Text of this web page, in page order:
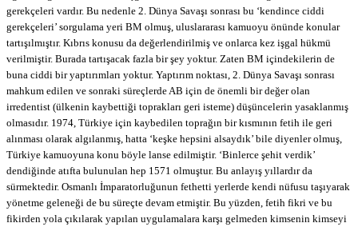
gerekçeleri vardır. Bu nedenle 2. Dünya Savaşı sonrası bu ‘kendince ciddi
gerekçeleri’ sorgulama yeri BM olmuş, uluslararası kamuoyu önünde konular
tartışılmıştır. Kıbrıs konusu da değerlendirilmiş ve onlarca kez işgal hükmü
verilmiştir. Burada tartışacak fazla bir şey yoktur. Zaten BM içindekilerin de
buna ciddi bir yaptırımları yoktur. Yaptırım noktası, 2. Dünya Savaşı sonrası
mahkum edilen ve sonraki süreçlerde AB için de önemli bir değer olan
irredentist (ülkenin kaybettiği toprakları geri isteme) düşüncelerin yasaklanmış
olmasıdır. 1974, Türkiye için kaybedilen toprağın bir kısmının fetih ile geri
alınması olarak algılanmış, hatta ‘keşke hepsini alsaydık’ bile diyenler olmuş,
Türkiye kamuoyuna konu böyle lanse edilmiştir. ‘Binlerce şehit verdik’
dendiğinde atıfta bulunulan hep 1571 olmuştur. Bu anlayış yıllardır da
sürmektedir. Osmanlı İmparatorluğunun fethetti yerlerde kendi nüfusu taşıyarak
yönetme geleneği de bu süreçte devam etmiştir. Bu yüzden, fetih fikri ve bu
fikirden yola çıkılarak yapılan uygulamalara karşı gelmeden kimsenin kimseyi